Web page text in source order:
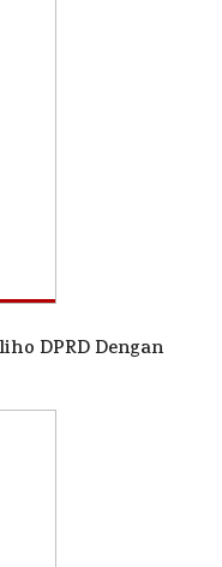
DPRD Dengan